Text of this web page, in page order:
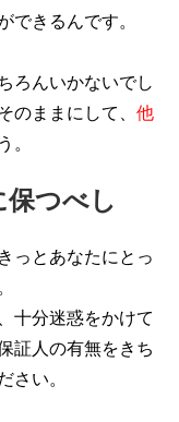
できるんです。
ろんいかないでし
のままにして、 他
。
保つべし
っとあなたにとっ
十分迷惑をかけて
証人の有無をきち
さい。